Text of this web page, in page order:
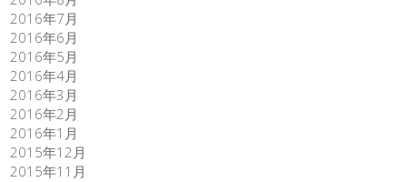
2016年7月
2016年6月
2016年5月
2016年4月
2016年3月
2016年2月
2016年1月
2015年12月
2015年11月